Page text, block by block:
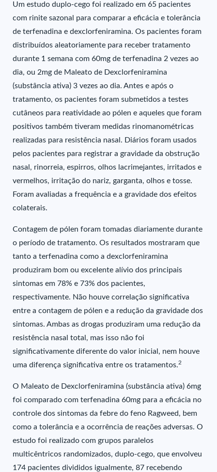
Um estudo duplo-cego foi realizado em 65 pacientes
com rinite sazonal para comparar a eficácia e tolerância
de terfenadina e dexclorfeniramina. Os pacientes foram
distribuídos aleatoriamente para receber tratamento
durante 1 semana com 60mg de terfenadina 2 vezes ao
dia, ou 2mg de Maleato de Dexclorfeniramina
(substância ativa) 3 vezes ao dia. Antes e após o
tratamento, os pacientes foram submetidos a testes
cutâneos para reatividade ao pólen e aqueles que foram
positivos também tiveram medidas rinomanométricas
realizadas para resistência nasal. Diários foram usados
pelos pacientes para registrar a gravidade da obstrução
nasal, rinorreia, espirros, olhos lacrimejantes, irritados e
vermelhos, irritação do nariz, garganta, olhos e tosse.
Foram avaliadas a frequência e a gravidade dos efeitos
colaterais.
Contagem de pólen foram tomadas diariamente durante
o período de tratamento. Os resultados mostraram que
tanto a terfenadina como a dexclorfeniramina
produziram bom ou excelente alívio dos principais
sintomas em 78% e 73% dos pacientes,
respectivamente. Não houve correlação significativa
entre a contagem de pólen e a redução da gravidade dos
sintomas. Ambas as drogas produziram uma redução da
resistência nasal total, mas isso não foi
significativamente diferente do valor inicial, nem houve
uma diferença significativa entre os tratamentos.2
O Maleato de Dexclorfeniramina (substância ativa) 6mg
foi comparado com terfenadina 60mg para a eficácia no
controle dos sintomas da febre do feno Ragweed, bem
como a tolerância e a ocorrência de reações adversas. O
estudo foi realizado com grupos paralelos
multicêntricos randomizados, duplo-cego, que envolveu
174 pacientes divididos igualmente, 87 recebendo